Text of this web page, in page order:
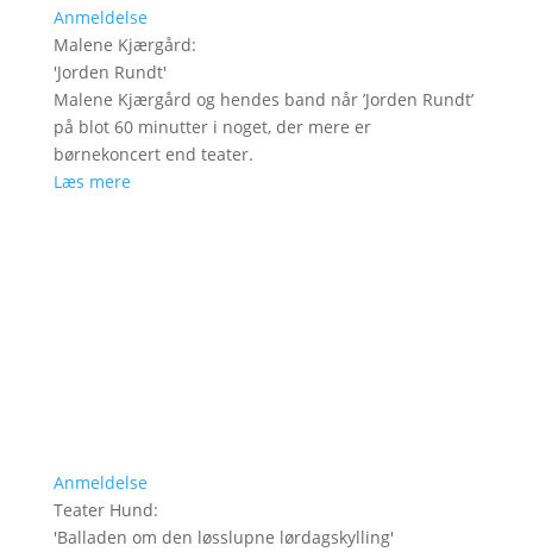
Anmeldelse
Malene Kjærgård:
'Jorden Rundt'
Malene Kjærgård og hendes band når ’Jorden Rundt’
på blot 60 minutter i noget, der mere er
børnekoncert end teater.
Læs mere
Anmeldelse
Teater Hund:
'Balladen om den løsslupne lørdagskylling'